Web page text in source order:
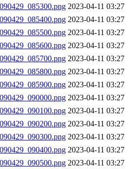
2023-04-11 03:27
2023-04-11 03:27
2023-04-11 03:27
2023-04-11 03:27
2023-04-11 03:27
2023-04-11 03:27
2023-04-11 03:27
2023-04-11 03:27
2023-04-11 03:27
2023-04-11 03:27
2023-04-11 03:27
2023-04-11 03:27
2023-04-11 03:27